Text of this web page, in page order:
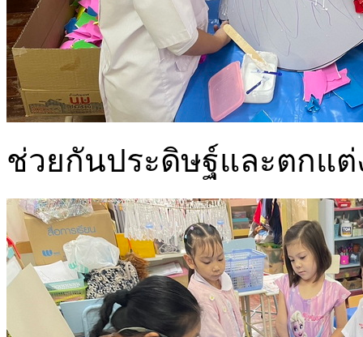
ช่วยกันประดิษฐ์และตกแ